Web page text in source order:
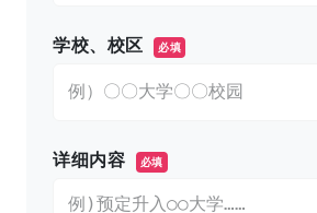
学校、校区 必填
详细内容 必填